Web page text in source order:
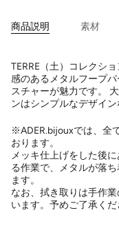
商品説明 素材
TERRE（土）コレクシ
感のあるメタルフープ
スチャーが魅力です。
ンはシンプルなデザイ
※ADER.bijouxでは、全
おります。
メッキ仕上げをした後
る作業で、メタルが落
ます。
なお、拭き取りは手作
います。予めご了承くだ